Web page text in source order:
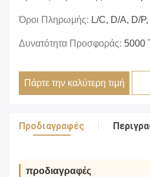
Όροι Πληρωμής: L/C, D/A, D/
Δυνατότητα Προσφοράς: 5000
Πάρτε την καλύτερη τιμή
Προδιαγραφές
προδιαγραφές